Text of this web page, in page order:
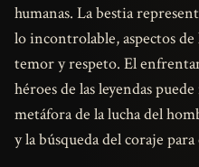
humanas. La bestia
lo incontrolable, aspectos
temor y respeto. El
héroes de las leyendas
metáfora de la lucha del
y la búsqueda del coraje